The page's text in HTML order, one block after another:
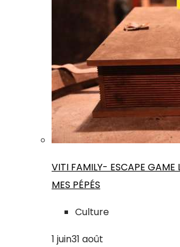
VITI FAMILY- ESCAPE GAME
MES PÉPÉS
Culture
1 juin31 août